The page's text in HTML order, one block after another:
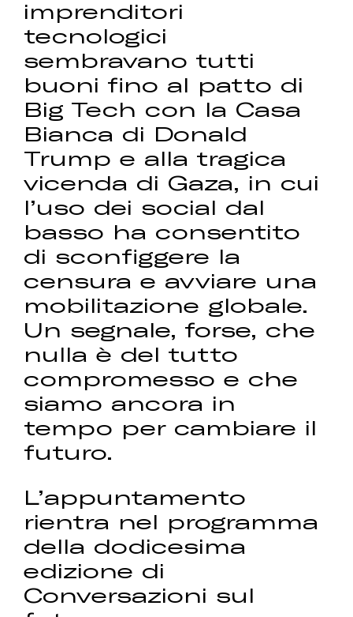
imprenditori
tecnologici
sembravano tutti
buoni fino al patto di
Big Tech con la Casa
Bianca di Donald
Trump e alla tragica
vicenda di Gaza, in cui
l’uso dei social dal
basso ha consentito
di sconfiggere la
censura e avviare una
mobilitazione globale.
Un segnale, forse, che
nulla è del tutto
compromesso e che
siamo ancora in
tempo per cambiare il
futuro.
L’appuntamento
rientra nel programma
della dodicesima
edizione di
Conversazioni sul